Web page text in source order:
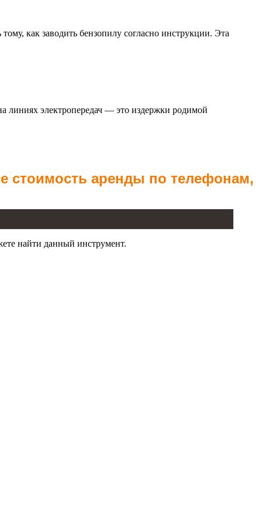
как заводить бензопилу согласно инструкции. Эта
линиях электропередач — это издержки родимой
стоимость аренды по телефонам,
найти данный инструмент.